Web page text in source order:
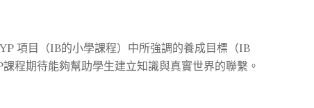
項目（IB的小學課程）中所強調的養成目標（IB
期待能夠幫助學生建立知識與真實世界的聯繫。